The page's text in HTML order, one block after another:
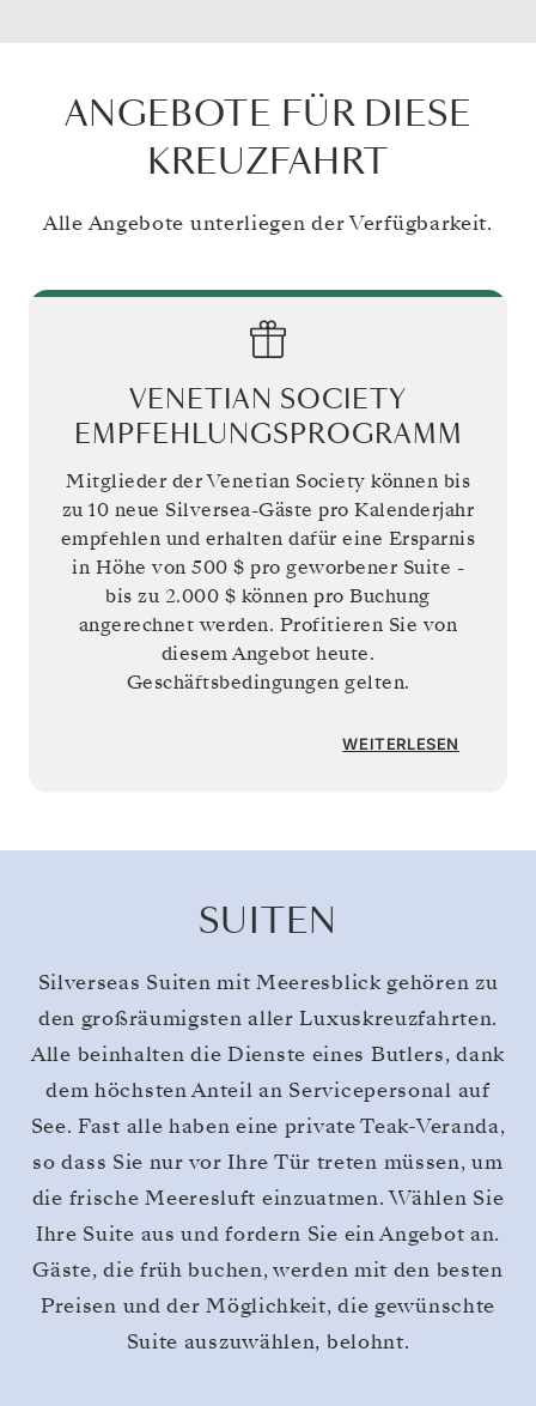
ANGEBOTE FÜR DIESE
KREUZFAHRT
Alle Angebote unterliegen der Verfügbarkeit.
VENETIAN SOCIETY
EMPFEHLUNGSPROGRAMM
Mitglieder der Venetian Society können bis
zu 10 neue Silversea-Gäste pro Kalenderjahr
empfehlen und erhalten dafür eine Ersparnis
in Höhe von 500 $ pro geworbener Suite -
bis zu 2.000 $ können pro Buchung
angerechnet werden. Profitieren Sie von
diesem Angebot heute.
Geschäftsbedingungen gelten.
WEITERLESEN
SUITEN
Silverseas Suiten mit Meeresblick gehören zu
den großräumigsten aller Luxuskreuzfahrten.
Alle beinhalten die Dienste eines Butlers, dank
dem höchsten Anteil an Servicepersonal auf
See. Fast alle haben eine private Teak-Veranda,
so dass Sie nur vor Ihre Tür treten müssen, um
die frische Meeresluft einzuatmen. Wählen Sie
Ihre Suite aus und fordern Sie ein Angebot an.
Gäste, die früh buchen, werden mit den besten
Preisen und der Möglichkeit, die gewünschte
Suite auszuwählen, belohnt.